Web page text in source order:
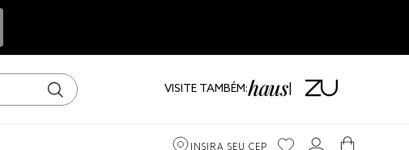
VISITE TAMBÉM:
INSIRA SEU CEP